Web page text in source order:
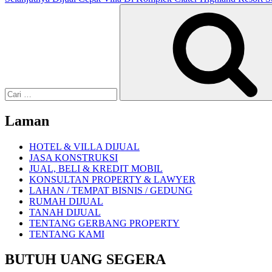
Laman
HOTEL & VILLA DIJUAL
JASA KONSTRUKSI
JUAL, BELI & KREDIT MOBIL
KONSULTAN PROPERTY & LAWYER
LAHAN / TEMPAT BISNIS / GEDUNG
RUMAH DIJUAL
TANAH DIJUAL
TENTANG GERBANG PROPERTY
TENTANG KAMI
BUTUH UANG SEGERA